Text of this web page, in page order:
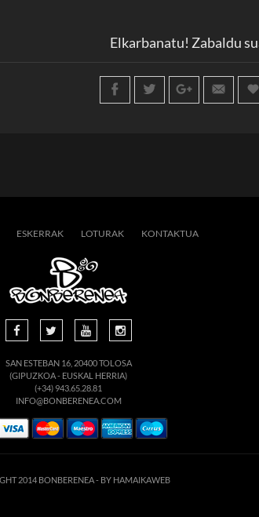
Elkarbanatu! Zabaldu
ESKERRAK LOTURAK KONTAKTUA
SAN ESTEBAN 16, 20400 TOLOSA
(GIPUZKOA - EUSKAL HERRIA)
(+34) 943.65.28.81
INFO@BONBERENEA.COM
2014 BONBERENEA - BY HAMAIKAWEB